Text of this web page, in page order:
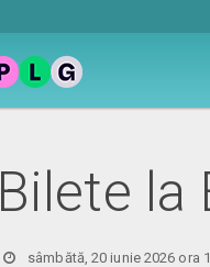
Bilete la
sâmbătă, 20 iunie 2026 ora